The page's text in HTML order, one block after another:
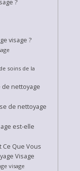
?
visage ?
soins de la
nettoyage
de nettoyage
est-elle
Ce Que Vous
Visage
visage